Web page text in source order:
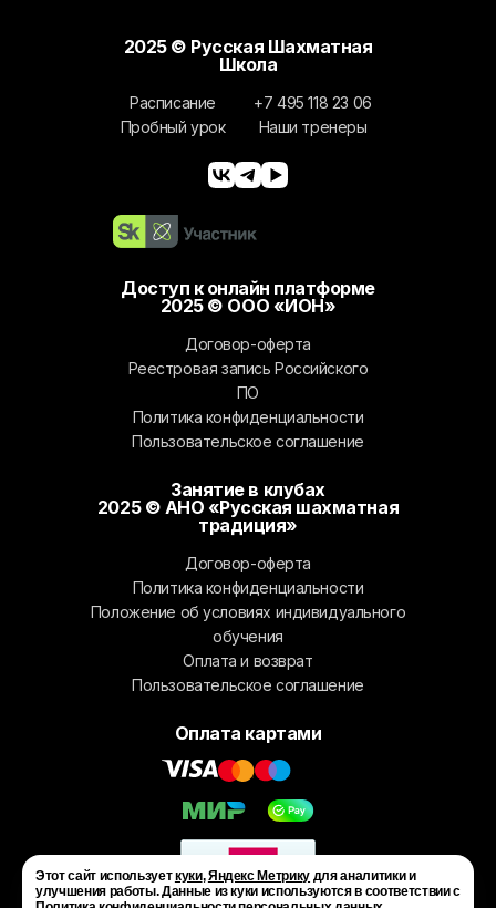
Этот сайт используеткуки,Яндекс Метрику для аналитики и
улучшения работы. Данные из куки используются в соответствии с
2025 © Русская Шахматная
Школа
+7 495 118 23 06
Наши тренеры
Расписание
Пробный урок
Доступ к онлайн платформе
2025 © ООО «ИОН»
Договор-оферта
Реестровая запись Российского
ПО
Политика конфиденциальности
Пользовательское соглашение
Занятие в клубах
2025 © АНО «Русская шахматная
традиция»
Договор-оферта
Политика конфиденциальности
Положение об условиях индивидуального
обучения
Оплата и возврат
Пользовательское соглашение
Оплата картами